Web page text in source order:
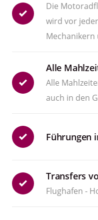
Die
wird vor
Alle
Alle
auch in den
Führungen
Transfers
Flughafen -